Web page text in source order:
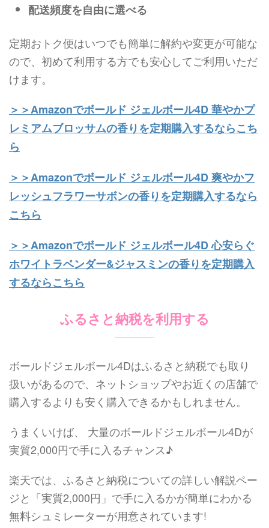
配送頻度を自由に選べる
定期おトク便はいつでも簡単に解約や変更が可能な
ので、初めて利用する方でも安心してご利用いただ
けます。
＞＞Amazonでボールド ジェルボール4D 華やかプ
レミアムブロッサムの香りを定期購入するならこち
ら
＞＞Amazonでボールド ジェルボール4D 爽やかフ
レッシュフラワーサボンの香りを定期購入するなら
こちら
＞＞Amazonでボールド ジェルボール4D 心安らぐ
ホワイトラベンダー&ジャスミンの香りを定期購入
するならこちら
ふるさと納税を利用する
ボールドジェルボール4Dはふるさと納税でも取り
扱いがあるので、ネットショップやお近くの店舗で
購入するよりも安く購入できるかもしれません。
うまくいけば、 大量のボールドジェルボール4Dが
実質2,000円で手に入るチャンス♪
楽天では、ふるさと納税についての詳しい解説ペー
ジと「実質2,000円」で手に入るかが簡単にわかる
無料シュミレーターが用意されています!